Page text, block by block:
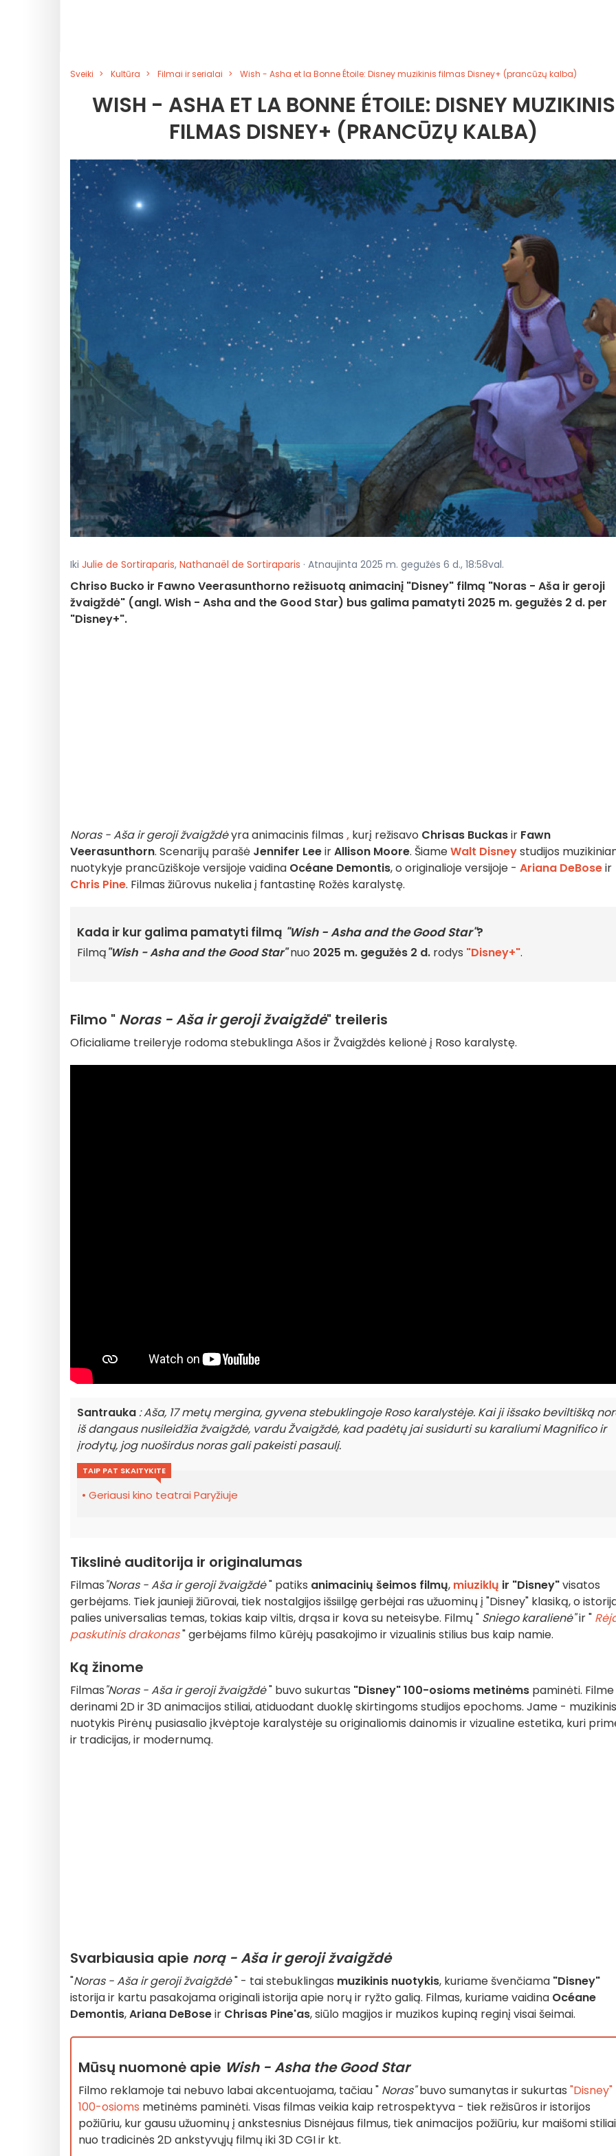
Sveiki Kultūra Filmai ir serialai Wish - Asha et la Bonne Étoile: Disney muzikinis filmas Disney+ (prancūzų kalba)
WISH - ASHA ET LA BONNE ÉTOILE: DISNEY MUZIKINIS
FILMAS DISNEY+ (PRANCŪZŲ KALBA)
Iki Julie de Sortiraparis, Nathanaël de Sortiraparis · Atnaujinta 2025 m. gegužės 6 d., 18:58val.
Chriso Bucko ir Fawno Veerasunthorno režisuotą animacinį "Disney" filmą "Noras - Aša ir geroji
žvaigždė" (angl. Wish - Asha and the Good Star) bus galima pamatyti 2025 m. gegužės 2 d. per
"Disney+".
Noras - Aša ir geroji žvaigždėyra animacinis filmas , kurį režisavo Chrisas Buckasir Fawn
Veerasunthorn. Scenarijų parašė Jennifer LeeirAllison Moore. ŠiameWalt Disneystudijos
nuotykyje prancūziškoje versijoje vaidina Océane Demontis, o originalioje versijoje - Ariana DeBoseir
Chris Pine. Filmas žiūrovus nukelia į fantastinę Rožės karalystę.
Kada ir kur galima pamatyti filmą "Wish - Asha and the Good Star"?
Filmą"Wish - Asha and the Good Star"nuo 2025 m. gegužės 2 d. rodys "Disney+".
Filmo " Noras - Aša ir geroji žvaigždė" treileris
Oficialiame treileryje rodoma stebuklinga Ašos ir Žvaigždės kelionė į Roso karalystę.
Santrauka : Aša, 17 metų mergina, gyvena stebuklingoje Roso karalystėje. Kai ji išsako beviltišką
iš dangaus nusileidžia žvaigždė, vardu Žvaigždė, kad padėtų jai susidurti su karaliumi Magnifico ir
įrodytų, jog nuoširdus noras gali pakeisti pasaulį.
TAIP PAT SKAITYKITE
Geriausi kino teatrai Paryžiuje
Tikslinė auditorija ir originalumas
Filmas"Noras - Aša ir geroji žvaigždė" patiks animacinių šeimos filmų, miuziklų ir "Disney"visatos
gerbėjams. Tiek jaunieji žiūrovai, tiek nostalgijos išsiilgę gerbėjai ras užuominų į "Disney" klasiką, o
palies universalias temas, tokias kaip viltis, drąsa ir kova su neteisybe. Filmų " Sniego karalienė"ir "
paskutinis drakonas" gerbėjams filmo kūrėjų pasakojimo ir vizualinis stilius bus kaip namie.
Ką žinome
Filmas"Noras - Aša ir geroji žvaigždė" buvo sukurtas "Disney" 100-osioms metinėms paminėti. Filme
derinami 2D ir 3D animacijos stiliai, atiduodant duoklę skirtingoms studijos epochoms. Jame - muzikinis
nuotykis Pirėnų pusiasalio įkvėptoje karalystėje su originaliomis dainomis ir vizualine estetika, kuri
ir tradicijas, ir modernumą.
Svarbiausia apie norą - Aša ir geroji žvaigždė
"Noras - Aša ir geroji žvaigždė" - tai stebuklingas muzikinis nuotykis, kuriame švenčiama "Disney"
istorija ir kartu pasakojama originali istorija apie norų ir ryžto galią. Filmas, kuriame vaidina Océane
Demontis,Ariana DeBoseir Chrisas Pine'as, siūlo magijos ir muzikos kupiną reginį visai šeimai.
Mūsų nuomonė apie Wish - Asha the Good Star
Filmo reklamoje tai nebuvo labai akcentuojama, tačiau " Noras"buvo sumanytas ir sukurtas "Disney"
100-osioms metinėms paminėti. Visas filmas veikia kaip retrospektyva - tiek režisūros ir istorijos
požiūriu, kur gausu užuominų į ankstesnius Disnėjaus filmus, tiek animacijos požiūriu, kur maišomi
nuo tradicinės 2D ankstyvųjų filmų iki 3D CGI ir kt.